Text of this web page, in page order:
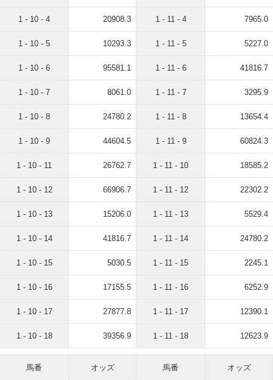
1 - 10 - 4 20908.3
1 - 10 - 5 10293.3
1 - 10 - 6 95581.1
1 - 10 - 7 8061.0
1 - 10 - 8 24780.2
1 - 10 - 9 44604.5
1 - 10 - 11 26762.7
1 - 10 - 12 66906.7
1 - 10 - 13 15206.0
1 - 10 - 14 41816.7
1 - 10 - 15 5030.5
1 - 10 - 16 17155.5
1 - 10 - 17 27877.8
1 - 10 - 18 39356.9
1 - 11 - 4 7965.0
1 - 11 - 5 5227.0
1 - 11 - 6 41816.7
1 - 11 - 7 3295.9
1 - 11 - 8 13654.4
1 - 11 - 9 60824.3
1 - 11 - 10 18585.2
1 - 11 - 12 22302.2
1 - 11 - 13 5529.4
1 - 11 - 14 24780.2
1 - 11 - 15 2245.1
1 - 11 - 16 6252.9
1 - 11 - 17 12390.1
1 - 11 - 18 12623.9
馬番 オッズ 馬番 オッズ